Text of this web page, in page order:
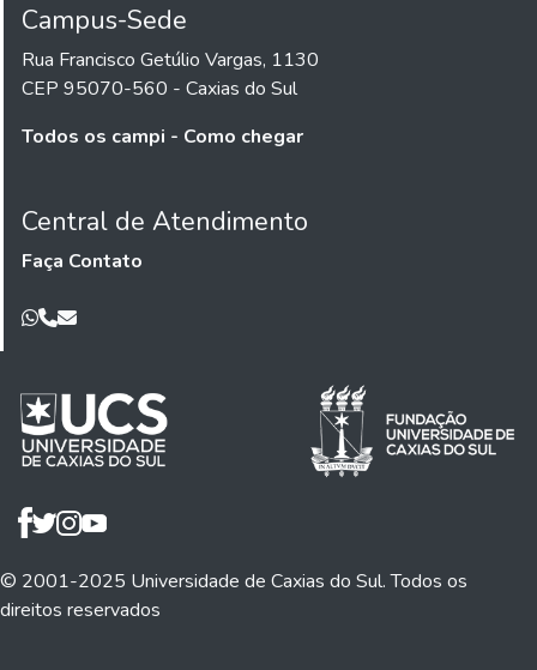
Campus-Sede
Rua Francisco Getúlio Vargas, 1130
CEP 95070-560 - Caxias do Sul
Todos os campi - Como chegar
Central de Atendimento
Faça Contato
© 2001-2025 Universidade de Caxias do Sul. Todos os
direitos reservados